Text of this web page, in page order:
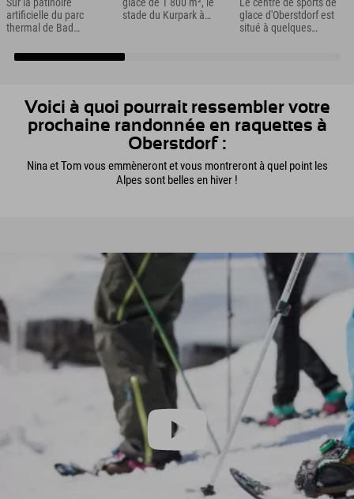
artificielle du parc
thermal de Bad
côté de votre hôtel,
parmi les pingouins :)
stade du Kurpark à
pour le patinage sur
glace d'Oberstdorf est
situé à quelques
possibilité de pratiquer
différents sports de
glace quelles que
Voici à quoi pourrait ressembler votre
prochaine randonnée en raquettes à
Oberstdorf :
Nina et Tom vous emmèneront et vous montreront à quel point les
Alpes sont belles en hiver !